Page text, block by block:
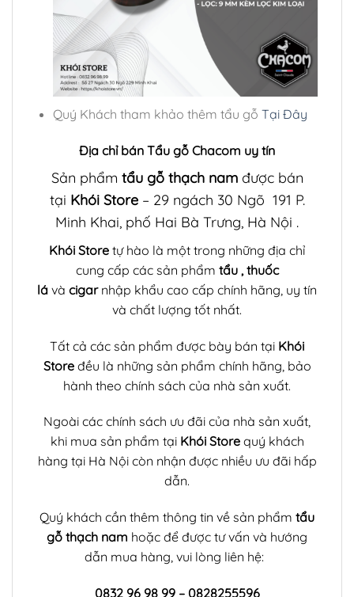
Quý Khách tham khảo thêm tẩu gỗ Tại Đây
Địa chỉ bán Tẩu gỗ Chacom uy tín
Sản phẩm tẩu gỗ thạch nam được bán
tại Khói Store– 29 ngách 30 Ngõ 191 P.
Minh Khai, phố Hai Bà Trưng, Hà Nội .
Khói Store tự hào là một trong những địa chỉ
cung cấp các sản phẩm tẩu, thuốc
lá và cigar nhập khẩu cao cấp chính hãng, uy tín
và chất lượng tốt nhất.
Tất cả các sản phẩm được bày bán tại Khói
Stoređều là những sản phẩm chính hãng, bảo
hành theo chính sách của nhà sản xuất.
Ngoài các chính sách ưu đãi của nhà sản xuất,
khi mua sản phẩm tại Khói Storequý khách
hàng tại Hà Nội còn nhận được nhiều ưu đãi hấp
dẫn.
Quý khách cần thêm thông tin về sản phẩm tẩu
gỗ thạch nam hoặc để được tư vấn và hướng
dẫn mua hàng, vui lòng liên hệ:
0832 96 98 99 – 0828255596